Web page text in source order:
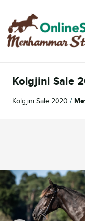
Hoppa
till
navigering
Hoppa
till
innehåll
Logga in
Kolgjini Sale
Kolgjini Sale 2020 /